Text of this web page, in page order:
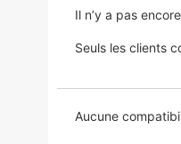
Il n’y a pas
Seuls les clients
Aucune